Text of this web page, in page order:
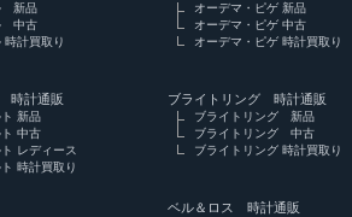
新品
中古
時計買取り
オーデマ・ピゲ 新品
オーデマ・ピゲ 中古
オーデマ・ピゲ 時計買取り
時計通販
新品
中古
レディース
時計買取り
ブライトリング 時計通販
ブライトリング 新品
ブライトリング 中古
ブライトリング 時計買取り
ベル＆ロス 時計通販